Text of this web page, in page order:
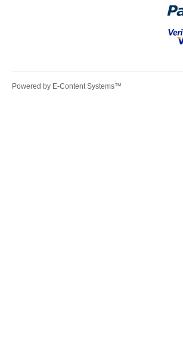
Powered by E-Content Systems™